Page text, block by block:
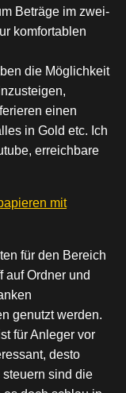
Beträge im zwei-
komfortablen
die Möglichkeit
einen
in Gold etc. Ich
erreichbare
mit
für den Bereich
auf Ordner und
genutzt werden.
für Anleger vor
desto
sind die